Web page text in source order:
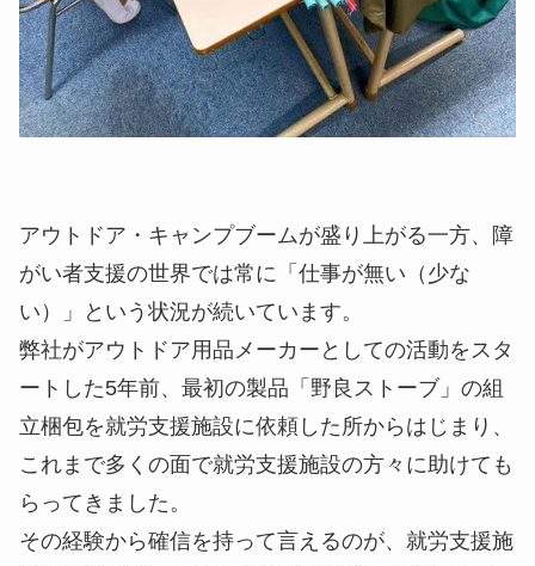
アウトドア・キャンプブームが盛り上がる一方、障
がい者支援の世界では常に「仕事が無い（少な
い）」という状況が続いています。
弊社がアウトドア用品メーカーとしての活動をスタ
ートした5年前、最初の製品「野良ストーブ」の組
立梱包を就労支援施設に依頼した所からはじまり、
これまで多くの面で就労支援施設の方々に助けても
らってきました。
その経験から確信を持って言えるのが、就労支援施